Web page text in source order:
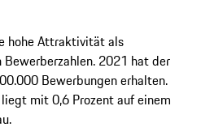
hohe Attraktivität als
2021 hat der
Bewerbungen erhalten.
mit 0,6 Prozent auf einem